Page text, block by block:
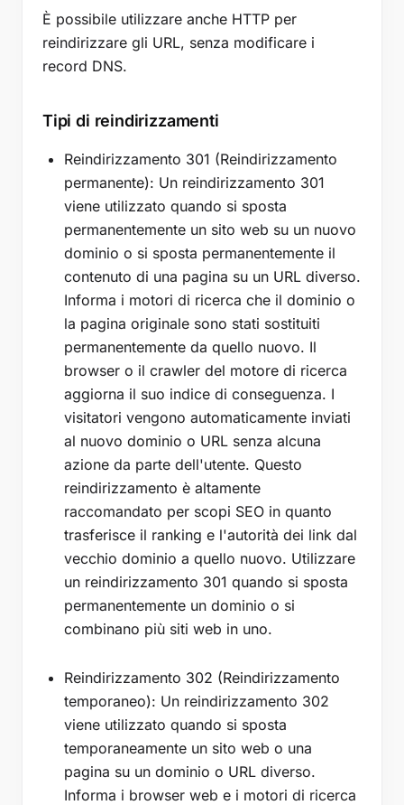
È possibile utilizzare anche HTTP per
reindirizzare gli URL, senza modificare i
record DNS.
Tipi di reindirizzamenti
Reindirizzamento 301 (Reindirizzamento
permanente): Un reindirizzamento 301
viene utilizzato quando si sposta
permanentemente un sito web su un nuovo
dominio o si sposta permanentemente il
contenuto di una pagina su un URL diverso.
Informa i motori di ricerca che il dominio o
la pagina originale sono stati sostituiti
permanentemente da quello nuovo. Il
browser o il crawler del motore di ricerca
aggiorna il suo indice di conseguenza. I
visitatori vengono automaticamente inviati
al nuovo dominio o URL senza alcuna
azione da parte dell'utente. Questo
reindirizzamento è altamente
raccomandato per scopi SEO in quanto
trasferisce il ranking e l'autorità dei link dal
vecchio dominio a quello nuovo. Utilizzare
un reindirizzamento 301 quando si sposta
permanentemente un dominio o si
combinano più siti web in uno.
Reindirizzamento 302 (Reindirizzamento
temporaneo): Un reindirizzamento 302
viene utilizzato quando si sposta
temporaneamente un sito web o una
pagina su un dominio o URL diverso.
Informa i browser web e i motori di ricerca